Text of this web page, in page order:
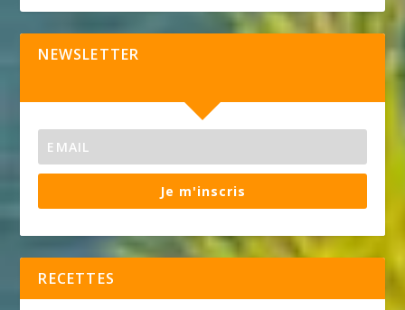
NEWSLETTER
Je m'inscris
RECETTES